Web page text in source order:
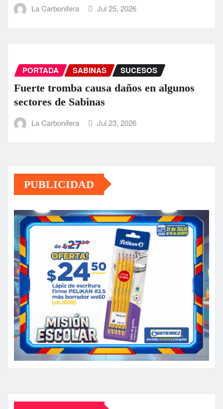
La Carbonifera Jul 25, 2026
PORTADA SABINAS SUCESOS
Fuerte tromba causa daños en algunos
sectores de Sabinas
La Carbonifera Jul 23, 2026
PUBLICIDAD